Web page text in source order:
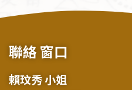
聯絡窗口
賴玟秀 小姐